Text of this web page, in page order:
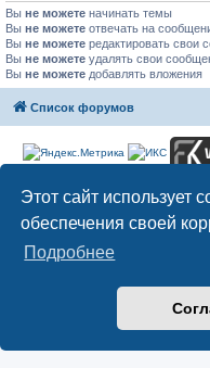
Этот сайт использует
обеспечения своей
Подробнее
Вы не можете начинать темы
Вы не можете отвечать на
Вы не можете редактировать свои
Вы не можете удалять свои
Вы не можете добавлять вложения
Список форумов
Web сайт |WhatsApp